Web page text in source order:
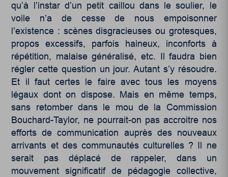
qu’à l’instar d’un petit caillou dans le soulier, le
voile n’a de cesse de nous empoisonner
l’existence : scènes disgracieuses ou grotesques,
propos excessifs, parfois haineux, inconforts à
répétition, malaise généralisé, etc. Il faudra bien
régler cette question un jour. Autant s’y résoudre.
Et il faut certes le faire avec tous les moyens
légaux dont on dispose. Mais en même temps,
sans retomber dans le mou de la Commission
Bouchard-Taylor, ne pourrait-on pas accroitre nos
efforts de communication auprès des nouveaux
arrivants et des communautés culturelles ? Il ne
serait pas déplacé de rappeler, dans un
mouvement significatif de pédagogie collective,